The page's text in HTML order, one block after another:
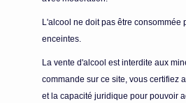
L'alcool ne doit pas être consommée
enceintes.
La vente d'alcool est interdite aux
commande sur ce site, vous certifiez
et la capacité juridique pour pouvoir